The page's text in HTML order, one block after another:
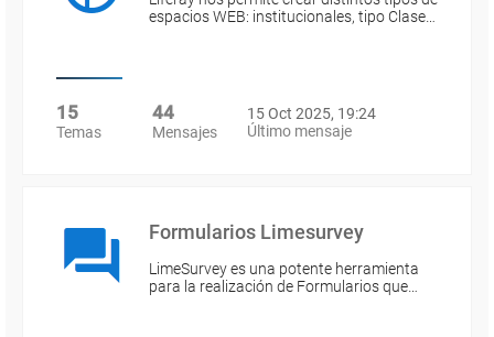
espacios WEB: institucionales, tipo Clase…
15
Temas
44
Mensajes
15 Oct 2025, 19:24
Último mensaje
Formularios Limesurvey
LimeSurvey es una potente herramienta
para la realización de Formularios que…